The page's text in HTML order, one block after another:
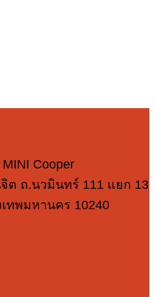
Cooper
ต ถ.นวมินทร์ 111 แยก 13
ทพมหานคร 10240